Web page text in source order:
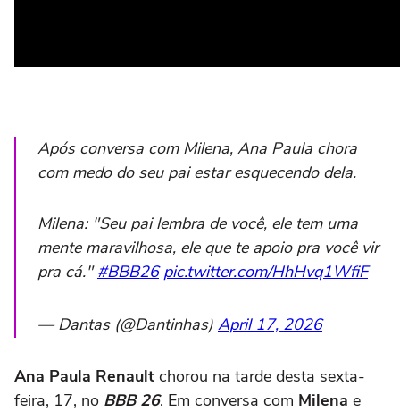
Após conversa com Milena, Ana Paula chora
com medo do seu pai estar esquecendo dela.
Milena: "Seu pai lembra de você, ele tem uma
mente maravilhosa, ele que te apoio pra você vir
pra cá."#BBB26 pic.twitter.com/HhHvq1WfiF
— Dantas (@Dantinhas) April 17, 2026
Ana Paula Renault chorou na tarde desta sexta-
feira, 17, no BBB 26. Em conversa com Milena e